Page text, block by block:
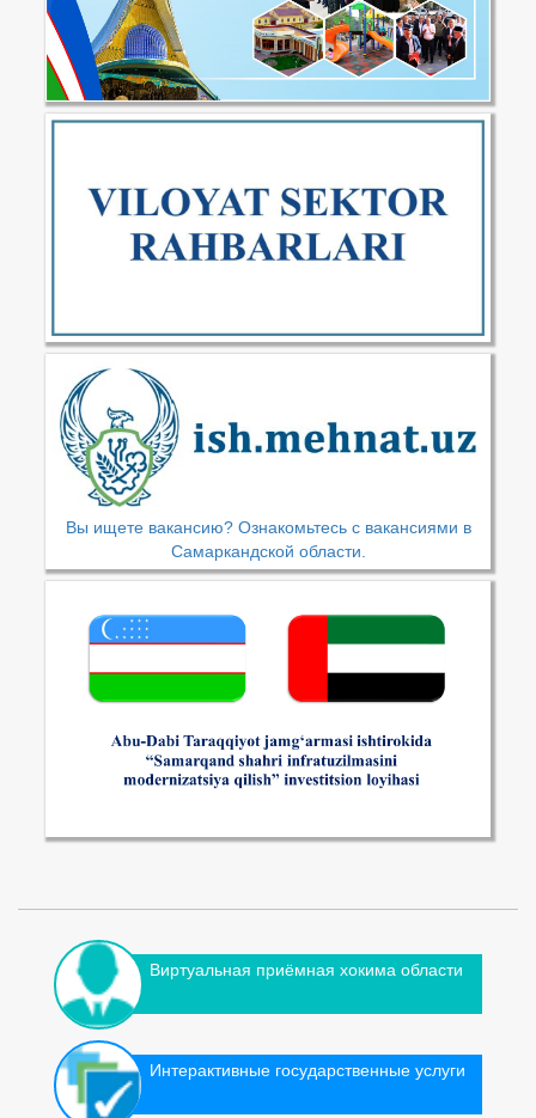
Вы ищете вакансию? Ознакомьтесь с вакансиями в
Самаркандской области.
Виртуальная приёмная хокима области
Интерактивные государственные услуги